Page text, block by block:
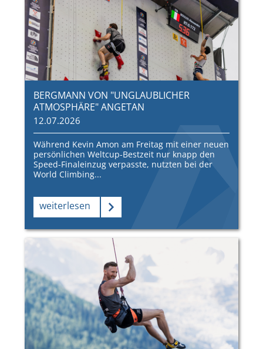
BERGMANN VON "UNGLAUBLICHER
ATMOSPHÄRE" ANGETAN
12.07.2026
Während Kevin Amon am Freitag mit einer neuen
persönlichen Weltcup-Bestzeit nur knapp den
Speed-Finaleinzug verpasste, nutzten bei der
World Climbing...
weiterlesen